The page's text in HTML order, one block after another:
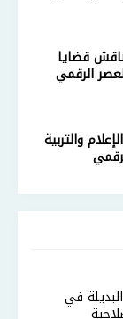
الإصلاحية
قضايا
الرقمي
واسعة
والتربية
في